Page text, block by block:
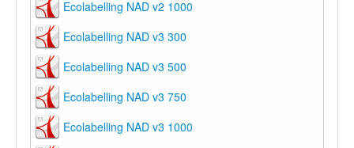
Ecolabelling NAD v2 1000
Ecolabelling NAD v3 300
Ecolabelling NAD v3 500
Ecolabelling NAD v3 750
Ecolabelling NAD v3 1000